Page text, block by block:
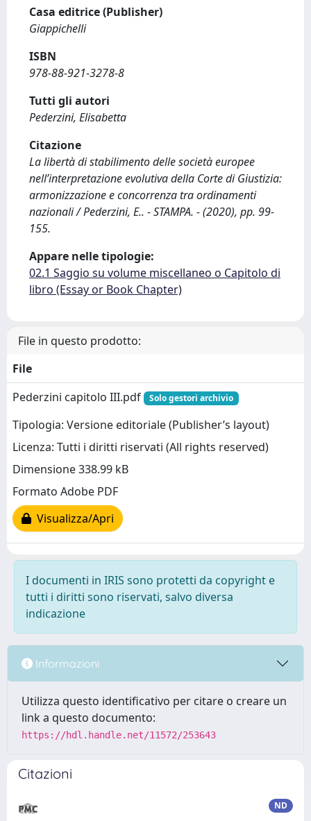
Casa editrice (Publisher)
Giappichelli
ISBN
978-88-921-3278-8
Tutti gli autori
Pederzini, Elisabetta
Citazione
La libertà di stabilimento delle società europee
nell’interpretazione evolutiva della Corte di Giustizia:
armonizzazione e concorrenza tra ordinamenti
nazionali / Pederzini, E.. - STAMPA. - (2020), pp. 99-
155.
Appare nelle tipologie:
02.1 Saggio su volume miscellaneo o Capitolo di
libro (Essay or Book Chapter)
File in questo prodotto:
File
Pederzini capitolo III.pdf
Solo gestori archivio
Tipologia: Versione editoriale (Publisher’s layout)
Licenza: Tutti i diritti riservati (All rights reserved)
Dimensione 338.99 kB
Formato Adobe PDF
Visualizza/Apri
I documenti in IRIS sono protetti da copyright e
tutti i diritti sono riservati, salvo diversa
indicazione
Informazioni
Utilizza questo identificativo per citare o creare un
link a questo documento:
https://hdl.handle.net/11572/253643
Citazioni
ND